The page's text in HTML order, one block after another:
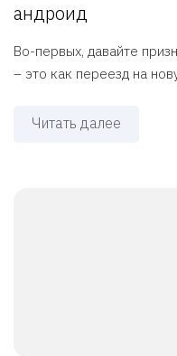
андроид
Во-первых, давайте
– это как переезд на
Читать далее